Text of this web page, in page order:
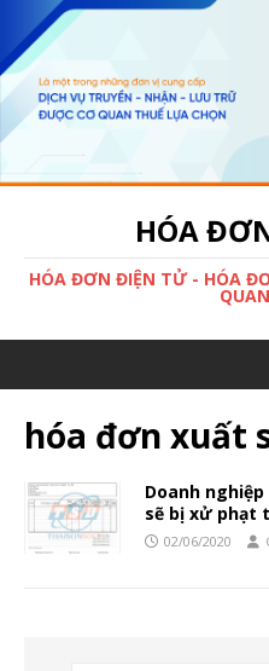
HÓA
HÓA ĐƠN ĐIỆN TỬ - HÓA
hóa đơn xuất
Doanh
sẽ bị xử phạt
02/06/2020